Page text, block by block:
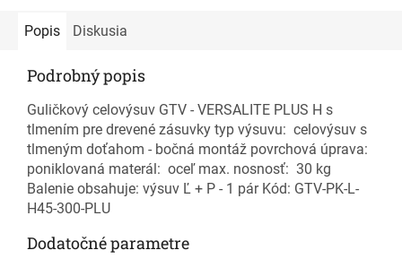
Popis Diskusia
Podrobný popis
Guličkový celovýsuv GTV - VERSALITE PLUS H s
tlmením pre drevené zásuvky typ výsuvu: celovýsuv s
tlmeným doťahom - bočná montáž povrchová úprava:
poniklovaná materál: oceľ max. nosnosť: 30 kg
Balenie obsahuje: výsuv Ľ + P - 1 pár Kód: GTV-PK-L-
H45-300-PLU
Dodatočné parametre